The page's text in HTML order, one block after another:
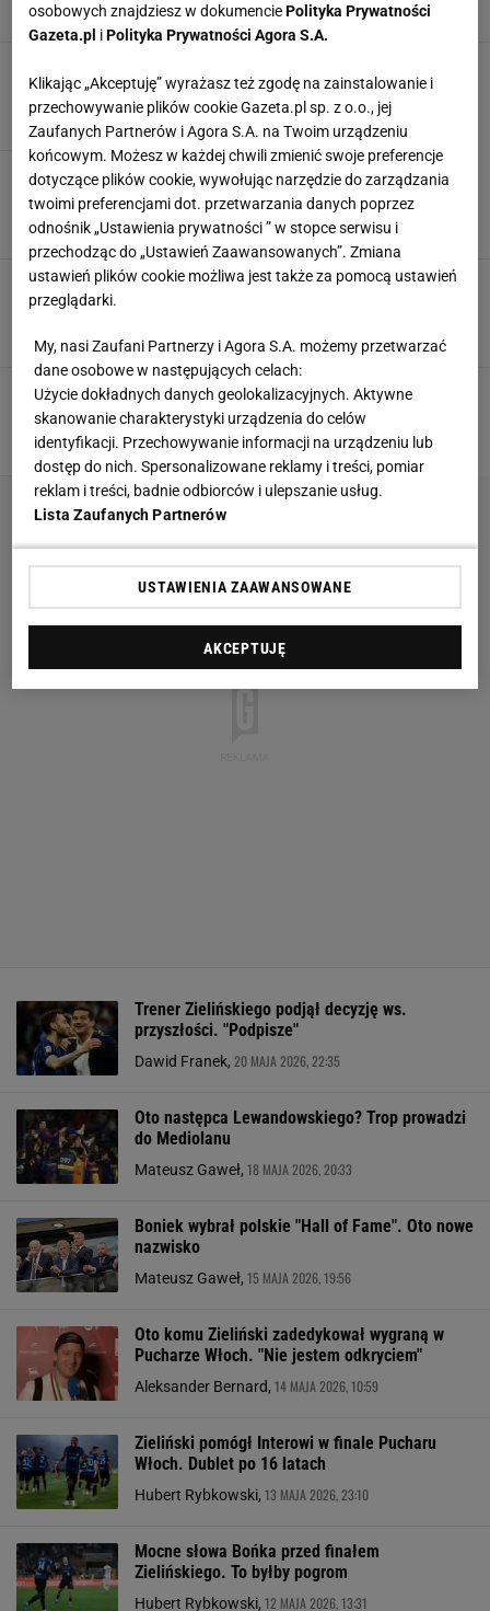
Mateusz Gaweł,24 CZERWCA 2026, 19:02
Piotr Więcławek, 17 CZERWCA 2026, 23:23
Zieliński wprost o transferze Lewandowskiego
do Włoch. Tak to widzi
Norbert Amlicki,28 MAJA 2026, 11:11
Dramatyczny mecz Zielińskiego! Włosi nie
Paweł Matys, 23 MAJA 2026, 22:36
We Włoszech rozpływają się nad Zielińskim
Paweł Matys,21 MAJA 2026, 06:34
Trener Zielińskiego podjął decyzję ws.
przyszłości. "Podpisze"
Dawid Franek, 20 MAJA 2026, 22:35
Oto następca Lewandowskiego? Trop prowadzi
do Mediolanu
Mateusz Gaweł, 18 MAJA 2026, 20:33
Boniek wybrał polskie "Hall of Fame". Oto nowe
nazwisko
Mateusz Gaweł, 15 MAJA 2026, 19:56
Oto komu Zieliński zadedykował wygraną w
Pucharze Włoch. "Nie jestem odkryciem"
Aleksander Bernard, 14 MAJA 2026, 10:59
Zieliński pomógł Interowi w finale Pucharu
Włoch. Dublet po 16 latach
Hubert Rybkowski, 13 MAJA 2026, 23:10
Mocne słowa Bońka przed finałem
Zielińskiego. To byłby pogrom
Hubert Rybkowski, 12 MAJA 2026, 13:31
osobowych znajdziesz w dokumenciePolityka Prywatności
Gazeta.pl iPolityka Prywatności Agora S.A.
Klikając „Akceptuję” wyrażasz też zgodę na zainstalowanie i
przechowywanie plików cookie Gazeta.pl sp. z o.o., jej
Zaufanych Partnerów i Agora S.A. na Twoim urządzeniu
końcowym. Możesz w każdej chwili zmienić swoje preferencje
dotyczące plików cookie, wywołując narzędzie do zarządzania
twoimi preferencjami dot. przetwarzania danych poprzez
odnośnik „Ustawienia prywatności ” w stopce serwisu i
przechodząc do „Ustawień Zaawansowanych”. Zmiana
ustawień plików cookie możliwa jest także za pomocą ustawień
przeglądarki.
My, nasi Zaufani Partnerzy i Agora S.A. możemy przetwarzać
dane osobowe w następujących celach:
Użycie dokładnych danych geolokalizacyjnych. Aktywne
skanowanie charakterystyki urządzenia do celów
identyfikacji. Przechowywanie informacji na urządzeniu lub
dostęp do nich. Spersonalizowane reklamy i treści, pomiar
reklam i treści, badnie odbiorców i ulepszanie usług.
Lista Zaufanych Partnerów
USTAWIENIA ZAAWANSOWANE
AKCEPTUJĘ